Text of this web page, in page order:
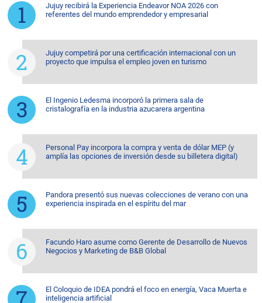
Jujuy recibirá la Experiencia Endeavor NOA 2026 con
referentes del mundo emprendedor y empresarial
Jujuy competirá por una certificación internacional con un
proyecto que impulsa el empleo joven en turismo
El Ingenio Ledesma incorporó la primera sala de
cristalografía en la industria azucarera argentina
Personal Pay incorpora la compra y venta de dólar MEP (y
amplía las opciones de inversión desde su billetera digital)
Pandora presentó sus nuevas colecciones de verano con una
experiencia inspirada en el espíritu del mar
Facundo Haro asume como Gerente de Desarrollo de Nuevos
Negocios y Marketing de B&B Global
El Coloquio de IDEA pondrá el foco en energía, Vaca Muerta e
inteligencia artificial